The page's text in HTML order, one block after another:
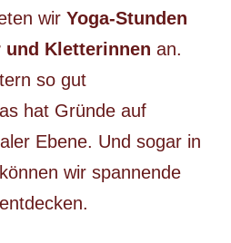
wir Yoga-Stunden
Kletterinnen an.
so gut
hat Gründe auf
Ebene. Und sogar in
wir spannende